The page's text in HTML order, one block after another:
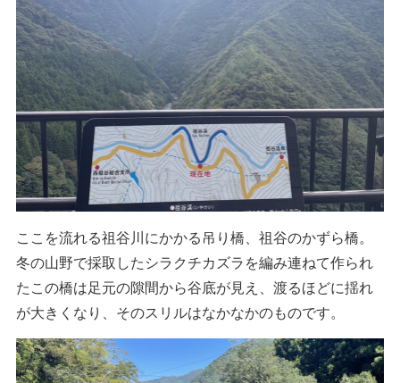
ここを流れる祖谷川にかかる吊り橋、祖谷のかずら橋。
冬の山野で採取したシラクチカズラを編み連ねて作られ
たこの橋は足元の隙間から谷底が見え、渡るほどに揺れ
が大きくなり、そのスリルはなかなかのものです。